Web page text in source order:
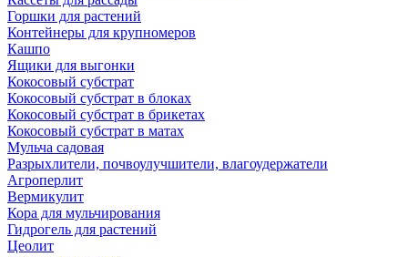
Горшки для растений
Контейнеры для крупномеров
Кашпо
Ящики для выгонки
Кокосовый субстрат
Кокосовый субстрат в блоках
Кокосовый субстрат в брикетах
Кокосовый субстрат в матах
Мульча садовая
Разрыхлители, почвоулучшители, влагоудержатели
Агроперлит
Вермикулит
Кора для мульчирования
Гидрогель для растений
Цеолит